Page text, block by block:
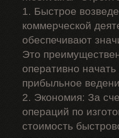
1. Быстрое
коммерческой
обеспечивают
Это
оперативно
прибыльное
2. Экономия: За
операций по
стоимость